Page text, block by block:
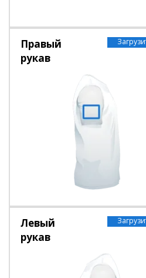
Правый
рукав
Левый
рукав